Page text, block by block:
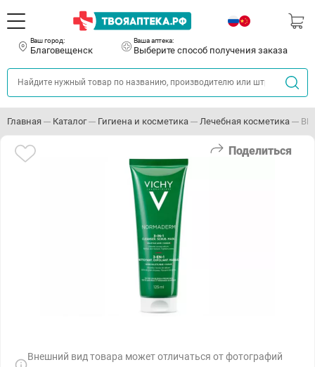
Ваш город:
Благовещенск
Ваша аптека:
Выберите способ получения заказа
Главная Каталог Гигиена и косметика Лечебная косметика
Поделиться
Внешний вид товара может отличаться от фотографий